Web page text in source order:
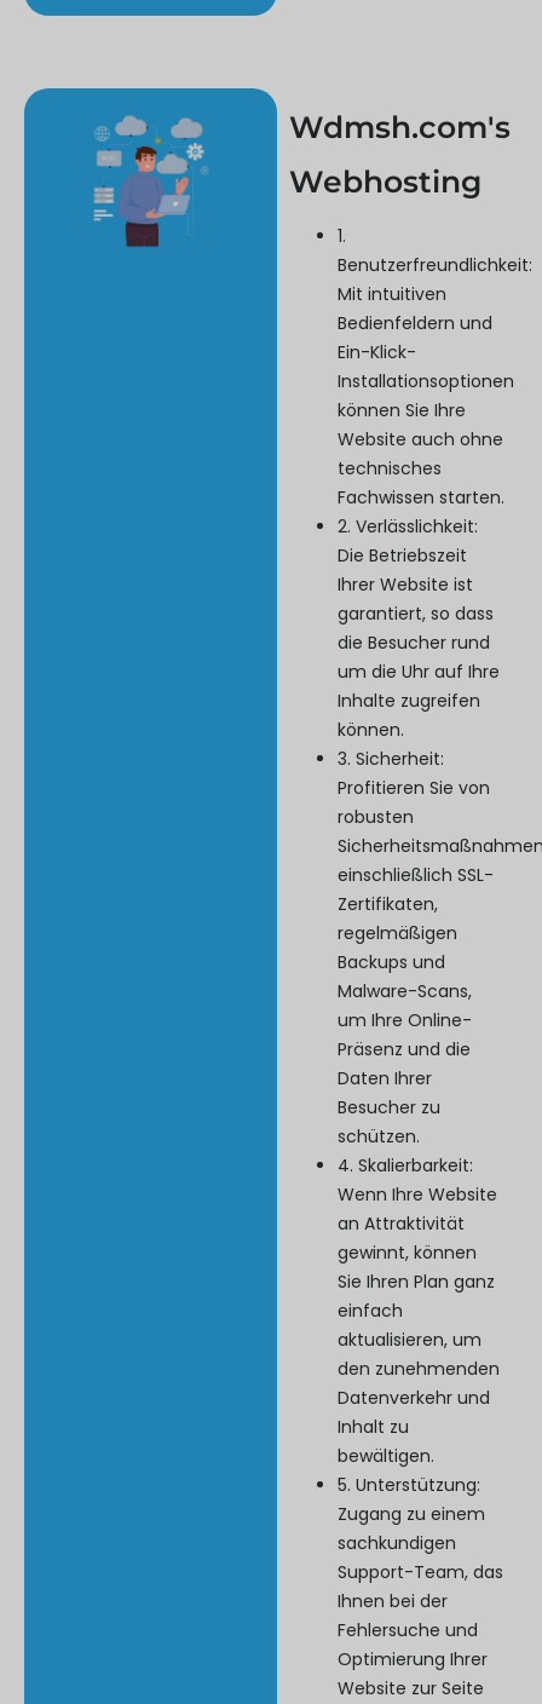
Wdmsh.com's
Webhosting
1.
Benutzerfreundlichkeit:
Mit intuitiven
Bedienfeldern und
Ein-Klick-
Installationsoptionen
können Sie Ihre
Website auch ohne
technisches
Fachwissen starten.
2. Verlässlichkeit:
Die Betriebszeit
Ihrer Website ist
garantiert, so dass
die Besucher rund
um die Uhr auf Ihre
Inhalte zugreifen
können.
3. Sicherheit:
Profitieren Sie von
robusten
einschließlich SSL-
Zertifikaten,
regelmäßigen
Backups und
Malware-Scans,
um Ihre Online-
Präsenz und die
Daten Ihrer
Besucher zu
schützen.
4. Skalierbarkeit:
Wenn Ihre Website
an Attraktivität
gewinnt, können
Sie Ihren Plan ganz
einfach
aktualisieren, um
den zunehmenden
Datenverkehr und
Inhalt zu
bewältigen.
5. Unterstützung:
Zugang zu einem
sachkundigen
Support-Team, das
Ihnen bei der
Fehlersuche und
Optimierung Ihrer
Website zur Seite